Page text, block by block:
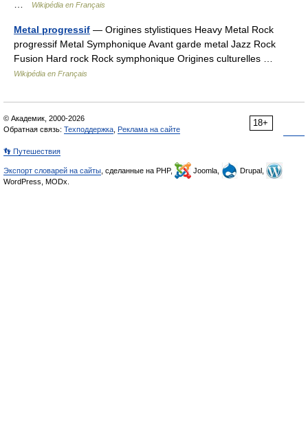
Wikipédia en Français
Metal progressif — Origines stylistiques Heavy Metal Rock
progressif Metal Symphonique Avant garde metal Jazz Rock
Fusion Hard rock Rock symphonique Origines culturelles …
Wikipédia en Français
18+
© Академик, 2000-2026
Обратная связь: Техподдержка Реклама на сайте
👣 Путешествия
Экспорт словарей на сайты , сделанные на PHP, Joomla,
Drupal,
WordPress, MODx.